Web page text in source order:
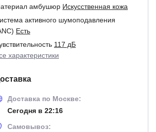
амбушюр Искусственная кожа
активного шумоподавления
Есть
117 дБ
характеристики
Доставка по Москве:
Сегодня в 22:16
Самовывоз: